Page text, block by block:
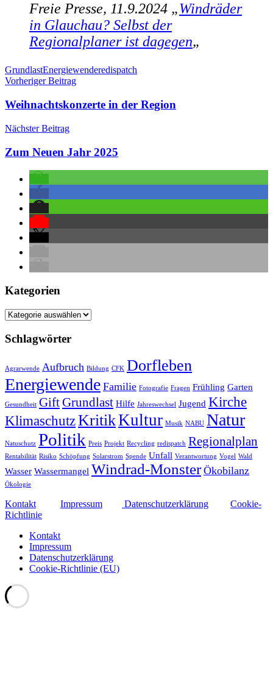
Freie Presse, 11.9.2024 „Windräder
in Glauchau? Selbst der
Regionalplaner ist dagegen„
Schlagwörter
GrundlastEnergiewenderedispatch
Beitragsnavigation
Vorheriger Beitrag
Weihnachtskonzerte in der Region
Nächster Beitrag
Zum Neuen Jahr 2025
Kategorien
Kategorien
Schlagwörter
Agrarwende Aufbruch Bildung CFK Dorfleben
Energiewende Familie Fotografie Fragen Frühling Garten
Gesundheit GiftGrundlast Hilfe Jahreswechsel Jugend Kirche
KlimaschutzKritikKultur Musik NABU Natur
Natuschutz Politik Preis Projekt Recycling redispatch Regionalplan
Rentabilität Risiko Schöpfung Solarstrom Spende Unfall Verantwortung Vogel Wald
Wasser Wassermangel Windrad-Monster Ökobilanz
Ökologie
Kontakt Impressum Datenschutzerklärung
Cookie-
Richtlinie
Kontakt
Impressum
Datenschutzerklärung
Cookie-Richtlinie (EU)